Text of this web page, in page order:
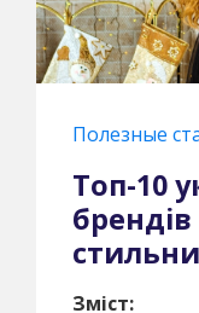
Полезные
Топ-10
Зміст: